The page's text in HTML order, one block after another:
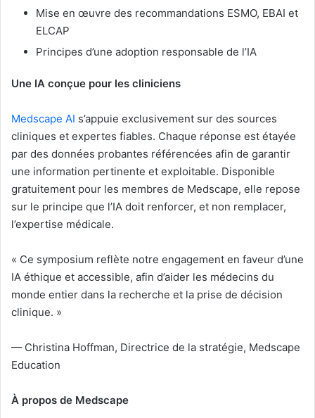
Mise en œuvre des recommandations ESMO, EBAI et
ELCAP
Principes d’une adoption responsable de l’IA
Une IA conçue pour les cliniciens
Medscape AI s’appuie exclusivement sur des sources
cliniques et expertes fiables. Chaque réponse est étayée
par des données probantes référencées afin de garantir
une information pertinente et exploitable. Disponible
gratuitement pour les membres de Medscape, elle repose
sur le principe que l’IA doit renforcer, et non remplacer,
l’expertise médicale.
« Ce symposium reflète notre engagement en faveur d’une
IA éthique et accessible, afin d’aider les médecins du
monde entier dans la recherche et la prise de décision
clinique. »
— Christina Hoffman, Directrice de la stratégie, Medscape
Education
À propos de Medscape